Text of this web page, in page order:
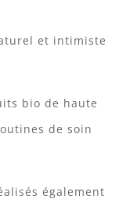
et intimiste
bio de haute
de soin
également